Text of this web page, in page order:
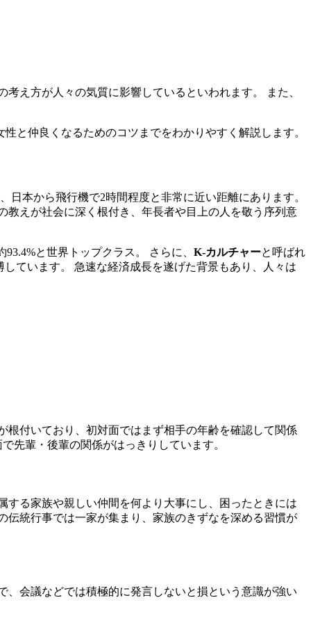
え方が人々の気質に影響しているといわれます。 また、
と仲良くなるためのコツまでをわかりやすく解説します。
本から飛行機で2時間程度と非常に近い距離にあります。
えが社会に深く根付き、年長者や目上の人を敬う序列意
と世界トップクラス。 さらに、 K-カルチャーと呼ばれ
ています。 急速な経済成長を遂げた背景もあり、人々は
付いており、初対面ではまず相手の年齢を確認して関係
先輩・後輩の関係がはっきりしています。
る家族や親しい仲間を何より大事にし、困ったときには
統行事では一家が集まり、家族のきずなを深める習慣が
会議などでは積極的に発言しないと損という意識が強い